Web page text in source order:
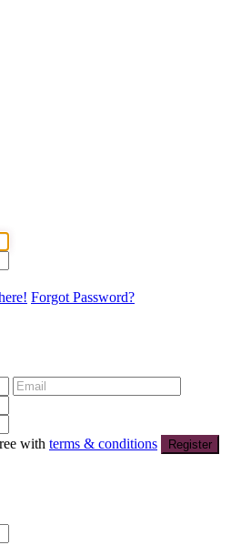
Forgot Password?
with terms & conditions Register